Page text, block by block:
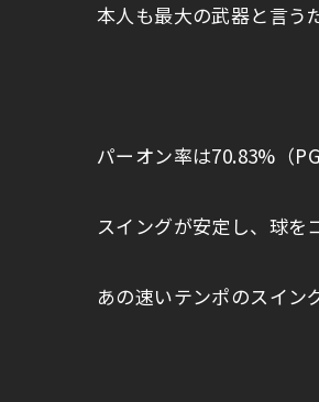
本人も最大の武器と言う
パーオン率は70.83%（
スイングが安定し、球を
あの速いテンポのスイン